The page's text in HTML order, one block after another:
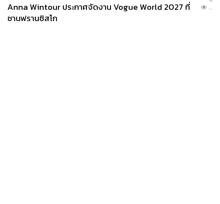
กลับมามีชีวิตชีวา สดสวยและสดใส รวมถึงวาระสุดยิ่งใหญ่
ในการชุบชีวิตแม่น้ำแซน สายน้ำที่โรแมนติกที่สุดของโลก
Anna Wintour ประกาศจัดงาน Vogue World 2027 ที่
ซานฟรานซิสโก
...